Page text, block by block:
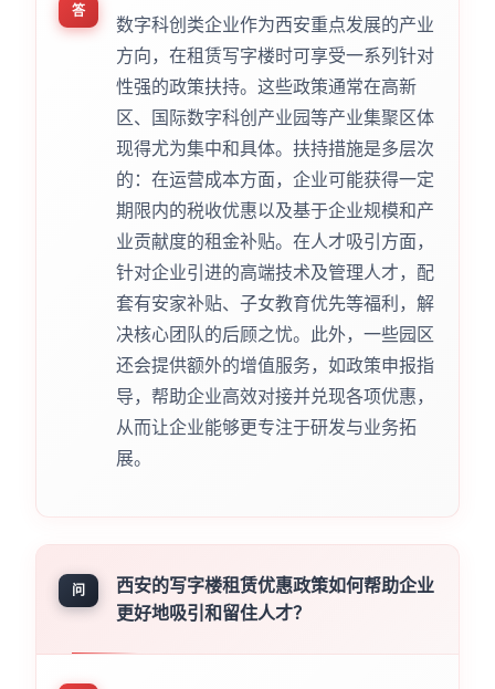
答
数字科创类企业作为西安重点发展的产业
方向，在租赁写字楼时可享受一系列针对
性强的政策扶持。这些政策通常在高新
区、国际数字科创产业园等产业集聚区体
现得尤为集中和具体。扶持措施是多层次
的：在运营成本方面，企业可能获得一定
期限内的税收优惠以及基于企业规模和产
业贡献度的租金补贴。在人才吸引方面，
针对企业引进的高端技术及管理人才，配
套有安家补贴、子女教育优先等福利，解
决核心团队的后顾之忧。此外，一些园区
还会提供额外的增值服务，如政策申报指
导，帮助企业高效对接并兑现各项优惠，
从而让企业能够更专注于研发与业务拓
展。
问
西安的写字楼租赁优惠政策如何帮助企业
更好地吸引和留住人才？